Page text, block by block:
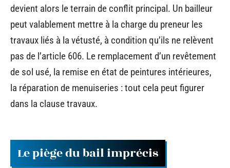
devient alors le terrain de conflit principal. Un bailleur
peut valablement mettre à la charge du preneur les
travaux liés à la vétusté, à condition qu’ils ne relèvent
pas de l’article 606. Le remplacement d’un revêtement
de sol usé, la remise en état de peintures intérieures,
la réparation de menuiseries : tout cela peut figurer
dans la clause travaux.
Le piège du bail imprécis